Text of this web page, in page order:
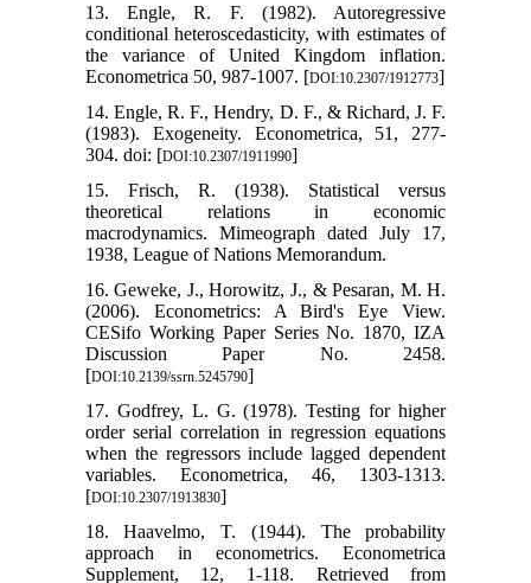
13. Engle, R. F. (1982). Autoregressive
conditional heteroscedasticity, with estimates of
the variance of United Kingdom inflation.
Econometrica 50, 987-1007. [DOI:10.2307/1912773]
14. Engle, R. F., Hendry, D. F., & Richard, J. F.
(1983). Exogeneity. Econometrica, 51, 277-
304. doi: [DOI:10.2307/1911990]
15. Frisch, R. (1938). Statistical versus
theoretical relations in economic
macrodynamics. Mimeograph dated July 17,
1938, League of Nations Memorandum.
16. Geweke, J., Horowitz, J., & Pesaran, M. H.
(2006). Econometrics: A Bird's Eye View.
CESifo Working Paper Series No. 1870, IZA
Discussion Paper No. 2458.
[DOI:10.2139/ssrn.5245790]
17. Godfrey, L. G. (1978). Testing for higher
order serial correlation in regression equations
when the regressors include lagged dependent
variables. Econometrica, 46, 1303-1313.
[DOI:10.2307/1913830]
18. Haavelmo, T. (1944). The probability
approach in econometrics. Econometrica
Supplement, 12, 1-118. Retrieved from